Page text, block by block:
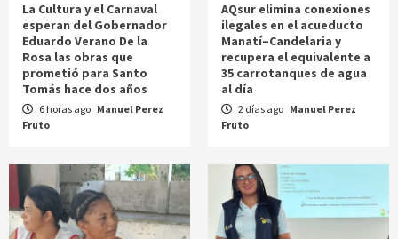
La Cultura y el Carnaval
esperan del Gobernador
Eduardo Verano De la
Rosa las obras que
prometió para Santo
Tomás hace dos años
6 horas ago Manuel Perez
Fruto
AQsur elimina conexiones
ilegales en el acueducto
Manatí–Candelaria y
recupera el equivalente a
35 carrotanques de agua
al día
2 días ago Manuel Perez
Fruto